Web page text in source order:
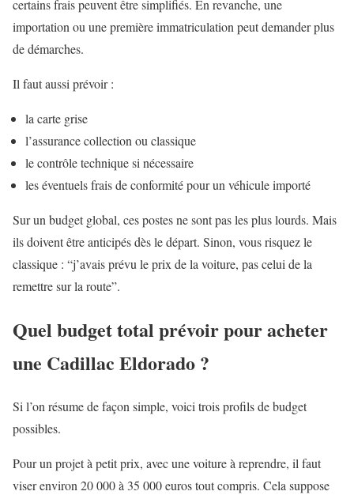
certains frais peuvent être simplifiés. En revanche, une
importation ou une première immatriculation peut demander plus
de démarches.
Il faut aussi prévoir :
la carte grise
l’assurance collection ou classique
le contrôle technique si nécessaire
les éventuels frais de conformité pour un véhicule importé
Sur un budget global, ces postes ne sont pas les plus lourds. Mais
ils doivent être anticipés dès le départ. Sinon, vous risquez le
classique : “j’avais prévu le prix de la voiture, pas celui de la
remettre sur la route”.
Quel budget total prévoir pour acheter
une Cadillac Eldorado ?
Si l’on résume de façon simple, voici trois profils de budget
possibles.
Pour un projet à petit prix, avec une voiture à reprendre, il faut
viser environ 20 000 à 35 000 euros tout compris. Cela suppose